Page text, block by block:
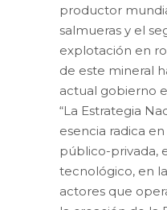
productor
salmueras y el
explotación en
de este mineral
actual gobierno
“La Estrategia
esencia radica
público-privada,
tecnológico, en
actores que